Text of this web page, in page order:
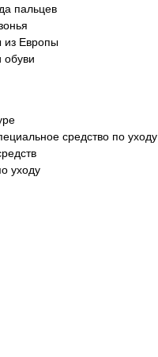
пальцев
из Европы
обуви
средство по уходу
уходу